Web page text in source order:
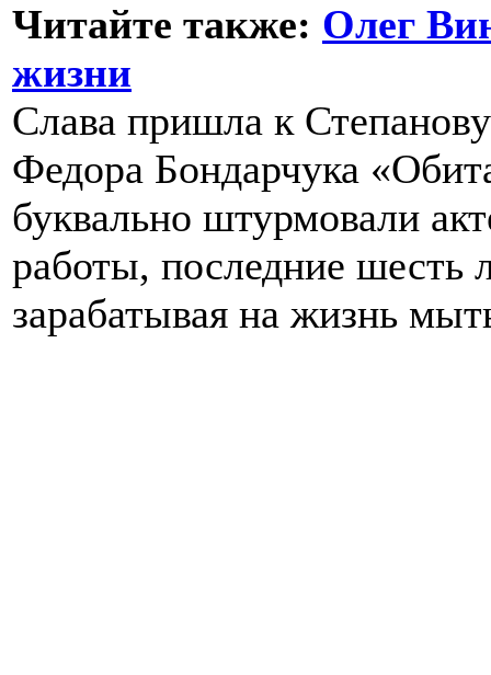
Читайте также: Олег
жизни
Слава пришла к
Федора Бондарчука
буквально штурмовали
работы, последние шесть
зарабатывая на жизнь